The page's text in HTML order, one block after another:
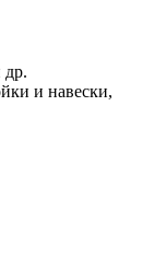
и навески,